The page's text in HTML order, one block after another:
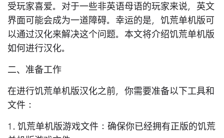
受玩家喜爱。对于一些非英语母语的玩家来说，英文
界面可能会成为一道障碍。幸运的是，饥荒单机版可
以通过汉化来解决这个问题。本文将介绍饥荒单机版
如何进行汉化。
二、准备工作
在进行饥荒单机版汉化之前，你需要准备以下工具和
文件：
1. 饥荒单机版游戏文件：确保你已经拥有正版的饥荒